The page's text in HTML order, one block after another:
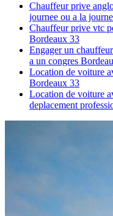
Chauffeur prive
journee ou a la
Chauffeur prive vtc
Bordeaux 33
Engager un
a un congres
Location de voiture
Bordeaux 33
Location de voiture
deplacement